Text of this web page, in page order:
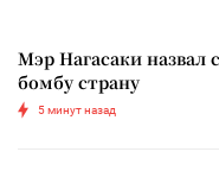
Мэр Нагасаки
бомбу страну
5 минут назад